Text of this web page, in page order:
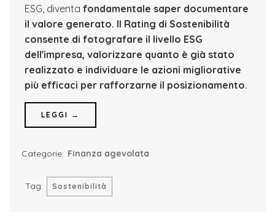
ESG, diventa fondamentale saper documentare
il valore generato. Il Rating di Sostenibilità
consente di fotografare il livello ESG
dell'impresa, valorizzare quanto è già stato
realizzato e individuare le azioni migliorative
più efficaci per rafforzarne il posizionamento.
LEGGI →
Categorie: Finanza agevolata
Tag: Sostenibilità